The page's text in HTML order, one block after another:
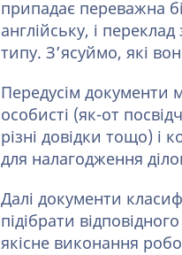
припадає переважна
англійську, і
типу. З’ясуймо, які
Передусім документи
особисті (як-от
різні довідки тощо) і
для налагодження
Далі документи
підібрати
якісне виконання